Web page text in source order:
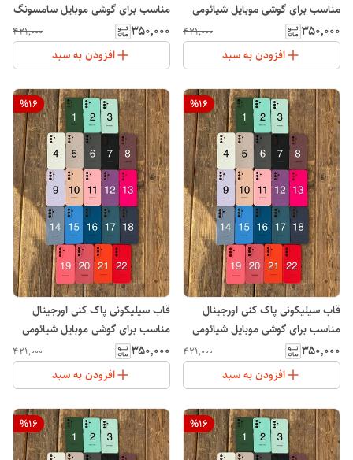
مناسب برای گوشی موبایل شیائومی
Xiaomi Redmi 13C
۳۵۰٬۰۰۰ ۴۲۱٬۰۰۰
افزودن به سبد
مناسب برای گوشی موبایل سامسونگ
Galaxy A07
۳۵۰٬۰۰۰ ۴۲۱٬۰۰۰
افزودن به سبد
%16
قاب سیلیکونی پاک کنی اورجینال
مناسب برای گوشی موبایل شیائومی
پوکو Xiaomi POCO C65
۳۵۰٬۰۰۰ ۴۲۱٬۰۰۰
افزودن به سبد
%16
قاب سیلیکونی پاک کنی اورجینال
مناسب برای گوشی موبایل شیائومی
Note 12 Pro
۳۵۰٬۰۰۰ ۴۲۱٬۰۰۰
افزودن به سبد
%16
%16